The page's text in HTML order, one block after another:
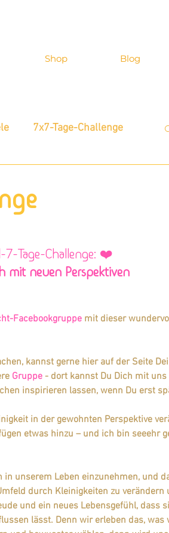
Shop Blog
7x7-Tage-Challenge
Impulse Testimonial
Team Selbstliebe
Geistiges Team Ich Bin
Tage-Challenge: ❤️
mit neuen Perspektiven
-Facebookgruppe mit dieser
kannst gerne hier auf der Seite
Gruppe - dort kannst Du Dich mit
inspirieren lassen, wenn Du erst
in der gewohnten Perspektive
etwas hinzu – und ich bin seeehr
in unserem Leben einzunehmen, und
durch Kleinigkeiten zu verändern
und ein neues Lebensgefühl, dass
lässt. Denn wir erleben das, was